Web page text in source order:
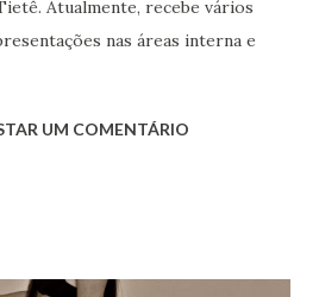
Atualmente, recebe vários
nas áreas interna e
UM COMENTÁRIO